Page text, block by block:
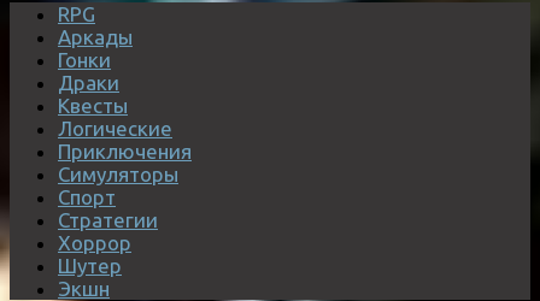
RPG
Аркады
Гонки
Драки
Квесты
Логические
Приключения
Симуляторы
Спорт
Стратегии
Хоррор
Шутер
Экшн